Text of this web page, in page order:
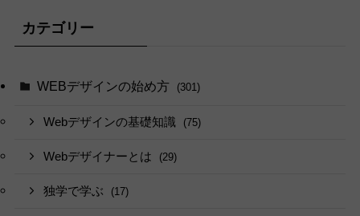
カテゴリー
WEBデザインの始め方 (301)
Webデザインの基礎知識 (75)
Webデザイナーとは (29)
独学で学ぶ (17)